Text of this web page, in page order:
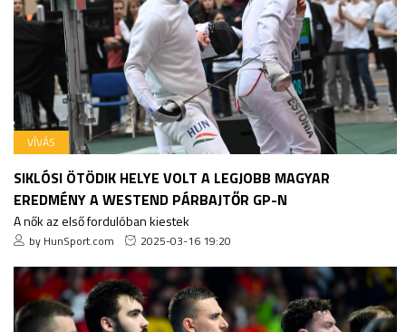
VÍVÁS
SIKLÓSI ÖTÖDIK HELYE VOLT A LEGJOBB MAGYAR
EREDMÉNY A WESTEND PÁRBAJTŐR GP-N
A nők az első fordulóban kiestek
by HunSport.com 2025-03-16 19:20